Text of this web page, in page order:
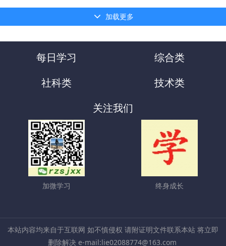
加载更多
每日学习
综合类
社科类
技术类
关注我们
加微学习 终身成长
本站内容均来自于互联网 如不慎侵权 请附证明文件联系本站 将立即
删除解决 e-mail:lie02088774@163.com